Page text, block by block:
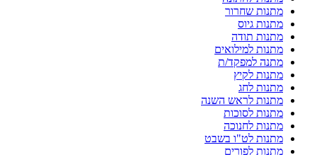
מתנות שחרור
מתנות גיוס
מתנות תודה
מתנות למילואים
מתנה למפקד/ת
מתנות לקיץ
מתנות לחג
מתנות לראש השנה
מתנות לסוכות
מתנות לחנוכה
מתנות לט"ו בשבט
מתנות לפורים